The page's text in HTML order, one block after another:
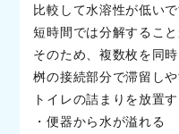
比較して水溶性が低いで
短時間では分解すること
そのため、複数枚を同
桝の接続部分で滞留しや
トイレの詰まりを放置す
・便器から水が溢れる